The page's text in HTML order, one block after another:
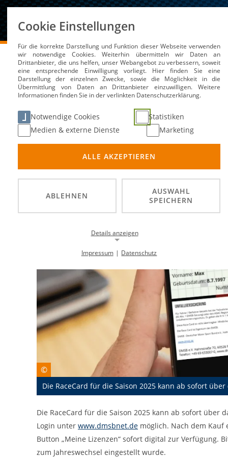
DMSB Medien / Service News
RaceCard kann ab
10. Mär 2025
©
Die RaceCard für die Saison 2025 kann ab sofort
Die RaceCard für die Saison 2025 kann ab sofort über
Login unter www.dmsbnet.de möglich. Nach dem Kauf
Button „Meine Lizenzen“ sofort digital zur Verfügung.
zum Jahreswechsel eingestellt wurde.
Cookie Einstellungen
Für die korrekte Darstellung und Funktion dieser Webseite verwenden
wir notwendige Cookies. Weiterhin übermitteln wir Daten an
Drittanbieter, die uns helfen, unser Webangebot zu verbessern, soweit
eine entsprechende Einwilligung vorliegt. Hier finden Sie eine
Darstellung der einzelnen Zwecke, sowie die Möglichkeit in die
Übermittlung von Daten an Drittanbieter einzuwilligen. Weitere
Informationen finden Sie in der verlinkten Datenschutzerklärung.
Notwendige Cookies
Statistiken
Medien & externe Dienste
Marketing
ALLE AKZEPTIEREN
ABLEHNEN
AUSWAHL
SPEICHERN
Details anzeigen
Notwendige Cookies ermöglichen die Kernfunktionalität einer
Website. Sie helfen dabei, die Website nutzbar zu machen, indem sie
grundlegende Funktionen ermöglichen. Ohne diese Cookies kann die
Website nicht richtig funktionieren.
Background Image
Name: gw-cookie-bgimage
Anbieter: DMSB
Zweck:
Dieser Cookie speichert Informationen zu
verwendeten Hintergrundbildern der
Website.
Cookie Laufzeit: 24 Stunden
Cookie Consent
Impressum | Datenschutz